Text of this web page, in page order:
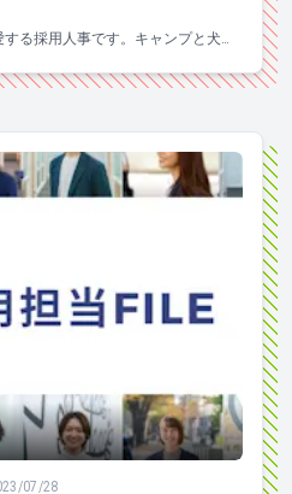
る採用人事です。キャンプと犬と
面接官を公開！】就活生の皆さ
07/28